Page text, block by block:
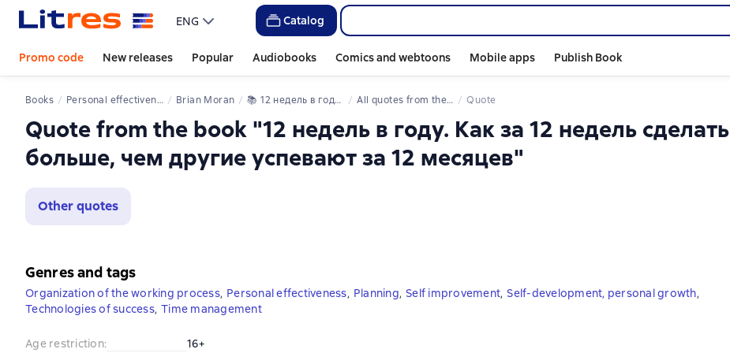
ENG Catalog
Promo code New releases Popular Audiobooks Comics and webtoons Mobile apps Publish Book
Books Personal effectiveness Brian Moran 📚 12 недель в году. Как за 12 недель сделать больше, чем другие успевают за 12 месяцев All quotes from the book Quote
Quote from the book "12 недель в году. Как за 12 недель сделать
больше, чем другие успевают за 12 месяцев"
Other quotes
Genres and tags
Organization of the working process, Personal effectiveness, Planning, Self improvement, Self-development, personal growth,
Technologies of success, Time management
Age restriction:
16+